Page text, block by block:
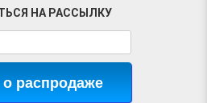
НА РАССЫЛКУ
о распродаже